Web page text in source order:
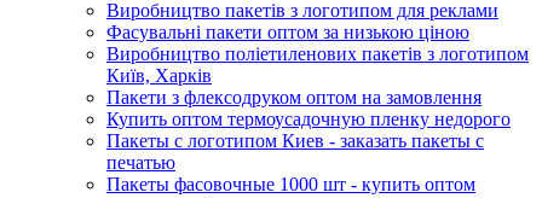
Виробництво пакетів з логотипом для реклами
Фасувальні пакети оптом за низькою ціною
Виробництво поліетиленових пакетів з логотипом
Київ, Харків
Пакети з флексодруком оптом на замовлення
Купить оптом термоусадочную пленку недорого
Пакеты с логотипом Киев - заказать пакеты с
печатью
Пакеты фасовочные 1000 шт - купить оптом